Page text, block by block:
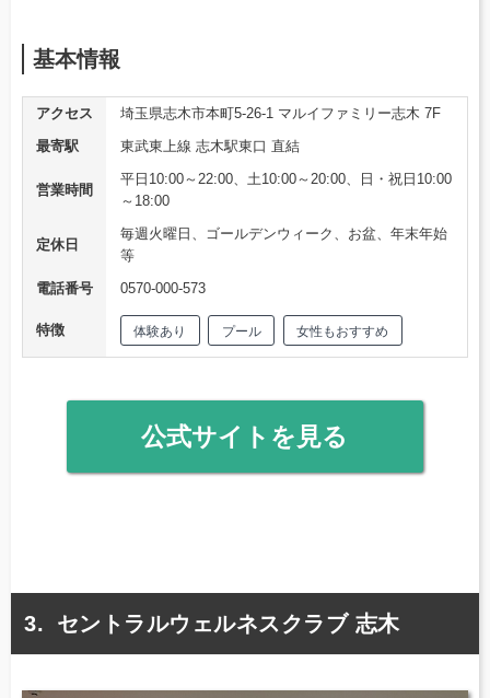
基本情報
アクセス
埼玉県志木市本町5-26-1 マルイファミリー志木 7F
最寄駅
東武東上線 志木駅東口 直結
営業時間
平日10:00～22:00、土10:00～20:00、日・祝日10:00
～18:00
定休日
毎週火曜日、ゴールデンウィーク、お盆、年末年始
等
電話番号
0570-000-573
特徴 体験あり プール 女性もおすすめ
公式サイトを見る
セントラルウェルネスクラブ 志木